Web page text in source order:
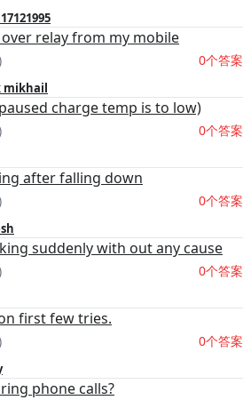
relay from my mobile
0个答案
mikhail
charge temp is to low)
0个答案
after falling down
0个答案
suddenly with out any cause
0个答案
first few tries.
0个答案
phone calls?